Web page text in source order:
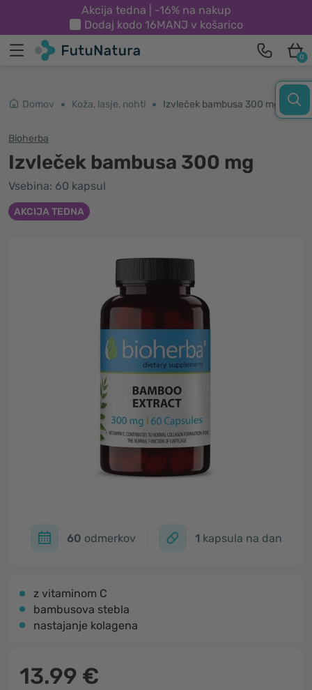
Akcija tedna | -16% na nakup
Dodaj kodo 16MANJ v košarico
0
Domov Koža, lasje, nohti Izvleček bambusa 300 mg
Bioherba
Izvleček bambusa 300 mg
Vsebina: 60 kapsul
AKCIJA TEDNA
60 odmerkov 1 kapsula na dan
z vitaminom C
bambusova stebla
nastajanje kolagena
13.99 €